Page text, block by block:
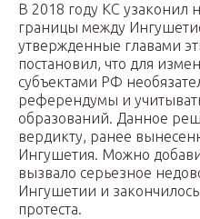
В 2018 году КС узаконил
границы между
утвержденные главами
постановил, что для
субъектами РФ
референдумы и
образований. Данное
вердикту, ранее
Ингушетия. Можно
вызвало серьезное
Ингушетии и
протеста.